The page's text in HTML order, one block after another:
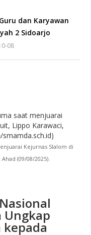
dan Karyawan
2 Sidoarjo
08
Kejurnas Slalom di
(09/08/2025).
Ungkap
kepada